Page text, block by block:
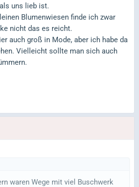
uns lieb ist.
Blumenwiesen finde ich zwar
nicht das es reicht.
auch groß in Mode, aber ich habe da
Vielleicht sollte man sich auch
waren Wege mit viel Buschwerk